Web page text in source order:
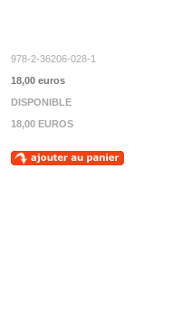
978-2-36206-028-1
18,00 euros
DISPONIBLE
18,00 EUROS